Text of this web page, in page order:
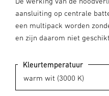
aansluiting op centrale
een multipack worden
en zijn daarom niet
Kleurtemperatuur